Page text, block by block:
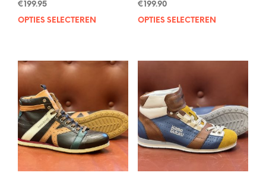
€ 199.95
OPTIES SELECTEREN
Dit
meerdere
Deze
optie
kan
gekozen
worden
op
de
productpagina
€ 199.90
OPTIES SELECTEREN
kan
de